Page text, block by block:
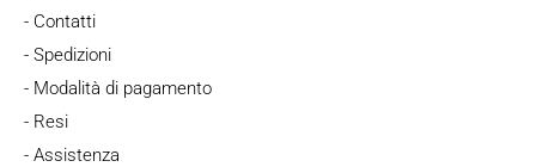
- Contatti
- Spedizioni
- Modalità di pagamento
- Resi
- Assistenza